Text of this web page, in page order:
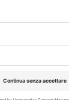
sul
dentina di